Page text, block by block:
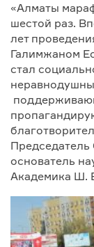
«Алматы
шестой раз.
лет
Галимжаном
стал
Председатель
основатель
Академика Ш.